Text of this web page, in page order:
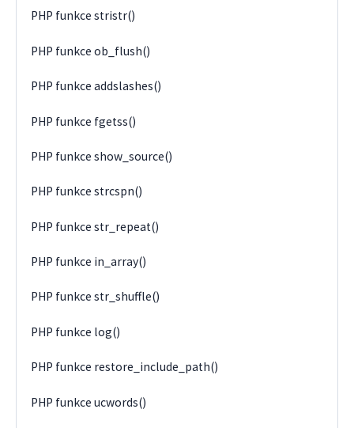
PHP funkce stristr()
PHP funkce ob_flush()
PHP funkce addslashes()
PHP funkce fgetss()
PHP funkce show_source()
PHP funkce strcspn()
PHP funkce str_repeat()
PHP funkce in_array()
PHP funkce str_shuffle()
PHP funkce log()
PHP funkce restore_include_path()
PHP funkce ucwords()